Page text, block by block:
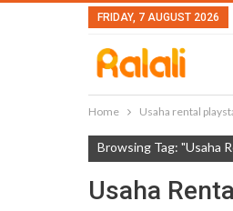
FRIDAY, 7 AUGUST 2026
Home Usaha rental
Browsing Tag: "Usaha
Usaha